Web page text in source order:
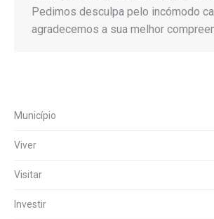
Pedimos desculpa pelo incómodo
agradecemos a sua melhor
Município
Viver
Visitar
Investir